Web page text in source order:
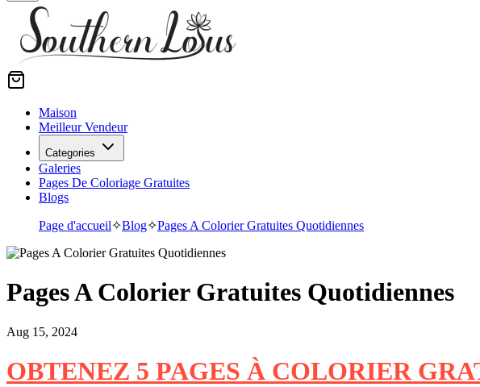
Maison
Meilleur Vendeur
Categories
Galeries
Pages De Coloriage Gratuites
Blogs
Page d'accueil✧Blog✧Pages A Colorier Gratuites Quotidiennes
Pages A Colorier Gratuites Quotidiennes
Aug 15, 2024
OBTENEZ 5 PAGES À COLORIER